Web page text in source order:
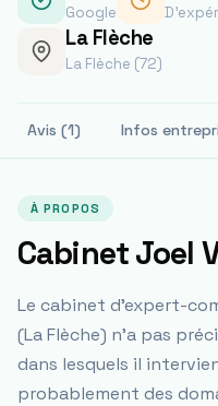
Google
La Flèche
La Flèche (72)
Avis (1) Infos
À PROPOS
Cabinet Joel
Le cabinet d'expert-
(La Flèche) n'a pas
dans lesquels il
probablement des